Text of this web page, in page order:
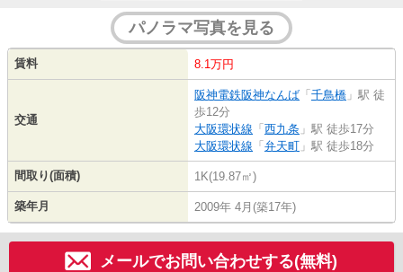
パノラマ写真を見る
賃料 8.1万円
交通
阪神電鉄阪神なんば 「 千鳥橋 」駅 徒
歩12分
大阪環状線 「 西九条 」駅 徒歩17分
大阪環状線 「 弁天町 」駅 徒歩18分
間取り(面積) 1K(19.87㎡)
築年月 2009年 4月(築17年)
メールでお問い合わせする(無料)